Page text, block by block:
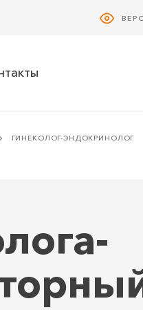
ГИНЕКОЛОГ-ЭНДОКРИНОЛОГ